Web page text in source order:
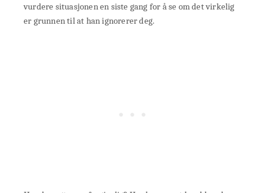
vurdere situasjonen en siste gang for å se om det virkelig
er grunnen til at han ignorerer deg.